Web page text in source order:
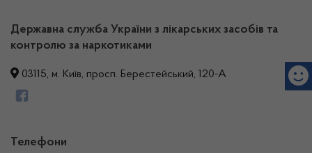
Державна служба України з лікарських засобів та
контролю за наркотиками
03115, м. Київ, просп. Берестейський, 120-А
Телефони